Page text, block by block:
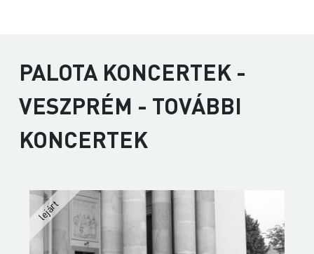
PALOTA KONCERTEK -
VESZPRÉM - TOVÁBBI
KONCERTEK